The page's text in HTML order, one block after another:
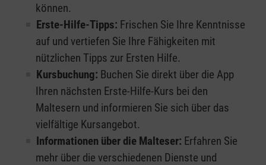
können.
Erste-Hilfe-Tipps: Frischen Sie Ihre Kenntnisse
auf und vertiefen Sie Ihre Fähigkeiten mit
nützlichen Tipps zur Ersten Hilfe.
Kursbuchung: Buchen Sie direkt über die App
Ihren nächsten Erste-Hilfe-Kurs bei den
Maltesern und informieren Sie sich über das
vielfältige Kursangebot.
Informationen über die Malteser: Erfahren Sie
mehr über die verschiedenen Dienste und